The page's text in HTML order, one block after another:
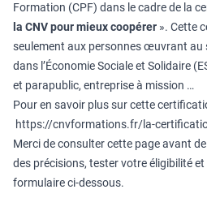
Formation (CPF) dans le cadre de la
la CNV pour mieux coopérer ». Cette
seulement aux personnes œuvrant au
dans l’Économie Sociale et Solidaire
et parapublic, entreprise à mission …
Pour en savoir plus sur cette
https://cnvformations.fr/la-
Merci de consulter cette page avant
des précisions, tester votre éligibilité
formulaire ci-dessous.